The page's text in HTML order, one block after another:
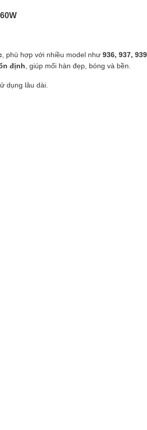
, phù hợp với nhiều model như 936, 937,
định , giúp mối hàn đẹp, bóng và bền.
dụng lâu dài.